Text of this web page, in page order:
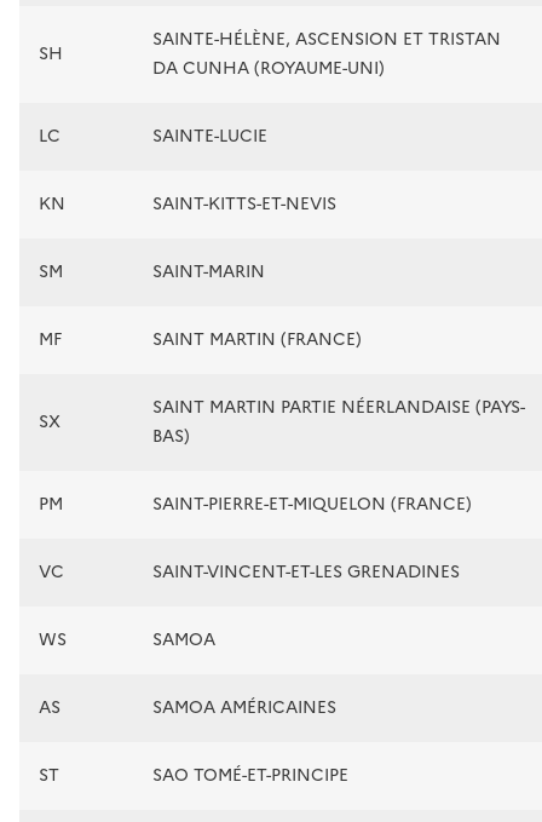
SH
SAINTE-HÉLÈNE, ASCENSION ET TRISTAN
DA CUNHA (ROYAUME-UNI)
LC SAINTE-LUCIE
KN SAINT-KITTS-ET-NEVIS
SM SAINT-MARIN
MF SAINT MARTIN (FRANCE)
SX
SAINT MARTIN PARTIE NÉERLANDAISE (PAYS-
BAS)
PM SAINT-PIERRE-ET-MIQUELON (FRANCE)
VC SAINT-VINCENT-ET-LES GRENADINES
WS SAMOA
AS SAMOA AMÉRICAINES
ST SAO TOMÉ-ET-PRINCIPE